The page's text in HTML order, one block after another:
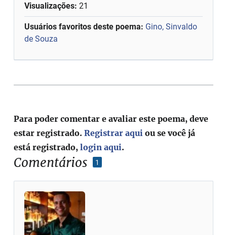
Visualizações: 21
Usuários favoritos deste poema: Gino, Sinvaldo
de Souza
Comentários 1
Para poder comentar e avaliar este poema, deve
estar registrado.Registrar aqui ou se você já
está registrado,login aqui.